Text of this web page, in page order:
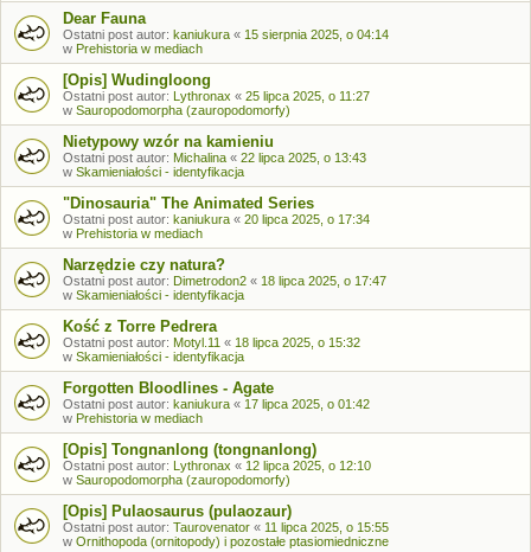
Dear Fauna
Ostatni post autor: kaniukura « 15 sierpnia 2025, o 04:14
w Prehistoria w mediach
[Opis] Wudingloong
Ostatni post autor: Lythronax « 25 lipca 2025, o 11:27
w Sauropodomorpha (zauropodomorfy)
Nietypowy wzór na kamieniu
Ostatni post autor: Michalina « 22 lipca 2025, o 13:43
w Skamieniałości - identyfikacja
"Dinosauria" The Animated Series
Ostatni post autor: kaniukura « 20 lipca 2025, o 17:34
w Prehistoria w mediach
Narzędzie czy natura?
Ostatni post autor: Dimetrodon2 « 18 lipca 2025, o 17:47
w Skamieniałości - identyfikacja
Kość z Torre Pedrera
Ostatni post autor: Motyl.11 « 18 lipca 2025, o 15:32
w Skamieniałości - identyfikacja
Forgotten Bloodlines - Agate
Ostatni post autor: kaniukura « 17 lipca 2025, o 01:42
w Prehistoria w mediach
[Opis] Tongnanlong (tongnanlong)
Ostatni post autor: Lythronax « 12 lipca 2025, o 12:10
w Sauropodomorpha (zauropodomorfy)
[Opis] Pulaosaurus (pulaozaur)
Ostatni post autor: Taurovenator « 11 lipca 2025, o 15:55
w Ornithopoda (ornitopody) i pozostałe ptasiomiedniczne